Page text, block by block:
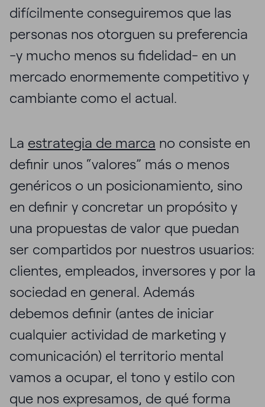
difícilmente conseguiremos que las
personas nos otorguen su preferencia
-y mucho menos su fidelidad- en un
mercado enormemente competitivo y
cambiante como el actual.
La estrategia de marca no consiste en
definir unos “valores” más o menos
genéricos o un posicionamiento, sino
en definir y concretar un propósito y
una propuestas de valor que puedan
ser compartidos por nuestros usuarios:
clientes, empleados, inversores y por la
sociedad en general. Además
debemos definir (antes de iniciar
cualquier actividad de marketing y
comunicación) el territorio mental
vamos a ocupar, el tono y estilo con
que nos expresamos, de qué forma